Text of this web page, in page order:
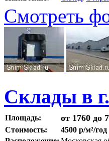
Смотреть
Склады в
Площадь: от 1760 до
Стоимость:
4500 р/м²/год